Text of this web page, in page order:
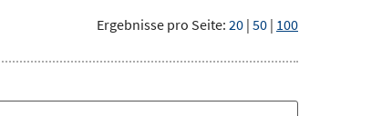
Ergebnisse pro Seite: 20 | 50 | 100